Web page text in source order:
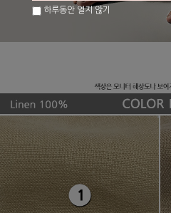
하루동안 열지 않기